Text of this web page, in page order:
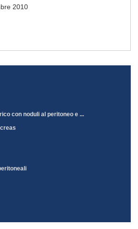
2010
con noduli al peritoneo e ...